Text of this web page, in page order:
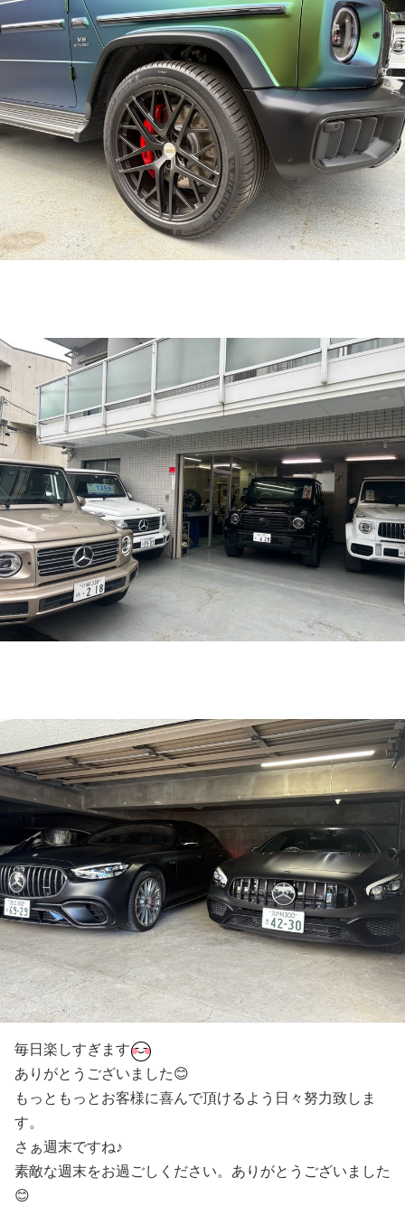
毎日楽しすぎます
ありがとうございました😊
もっともっとお客様に喜んで頂けるよう日々努力致しま
す。
さぁ週末ですね♪
素敵な週末をお過ごしください。ありがとうございました
😊